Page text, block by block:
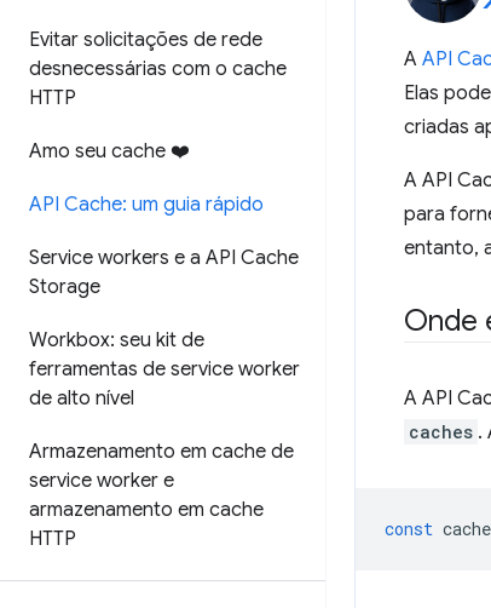
Evitar solicitações de rede
desnecessárias com o cache
HTTP
Amo seu cache ❤️
API Cache: um guia rápido
Service workers e a API Cache
Storage
Workbox: seu kit de
ferramentas de service worker
de alto nível
Armazenamento em cache de
service worker e
armazenamento em cache
HTTP
A API
Elas
criadas
A API
para
entanto,
Onde
A API
caches .
const